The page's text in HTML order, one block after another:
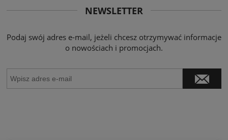
NEWSLETTER
Podaj swój adres e-mail, jeżeli chcesz otrzymywać informacje
o nowościach i promocjach.